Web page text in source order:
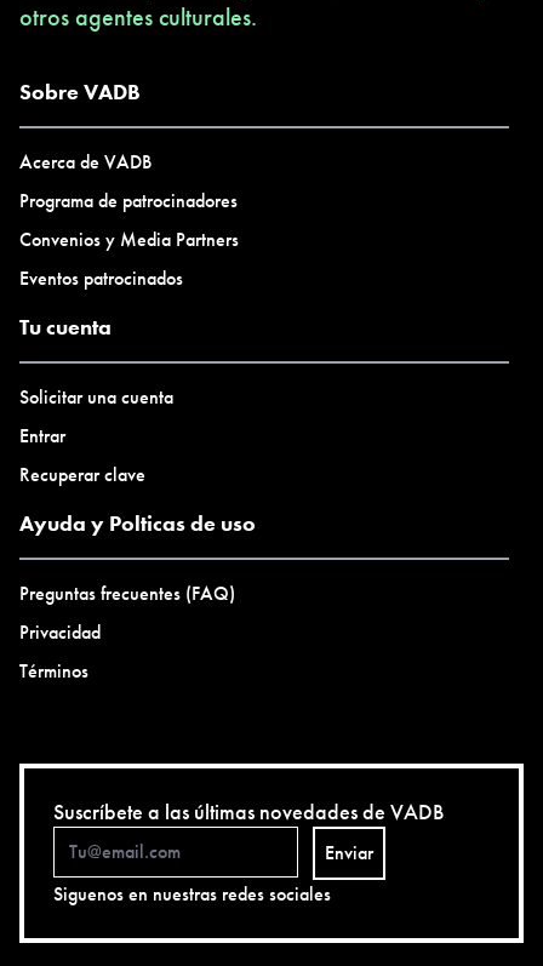
otros agentes culturales.
Sobre VADB
Acerca de VADB
Programa de patrocinadores
Convenios y Media Partners
Eventos patrocinados
Tu cuenta
Solicitar una cuenta
Entrar
Recuperar clave
Ayuda y Polticas de uso
Preguntas frecuentes (FAQ)
Privacidad
Términos
Suscríbete a las últimas novedades de VADB
Enviar
Siguenos en nuestras redes sociales